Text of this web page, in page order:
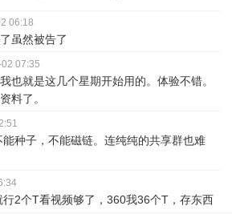
06:18
虽然被告了
07:35
也就是这几个星期开始用的。体验不错。
料了。
能种子，不能磁链。连纯纯的共享群也难
行2个T看视频够了，360我36个T，存东西